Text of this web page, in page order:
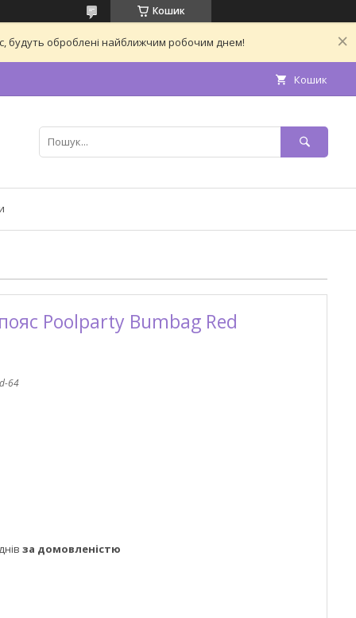
Кошик
будуть оброблені найближчим робочим днем!
Кошик
Poolparty Bumbag Red
64
за домовленістю